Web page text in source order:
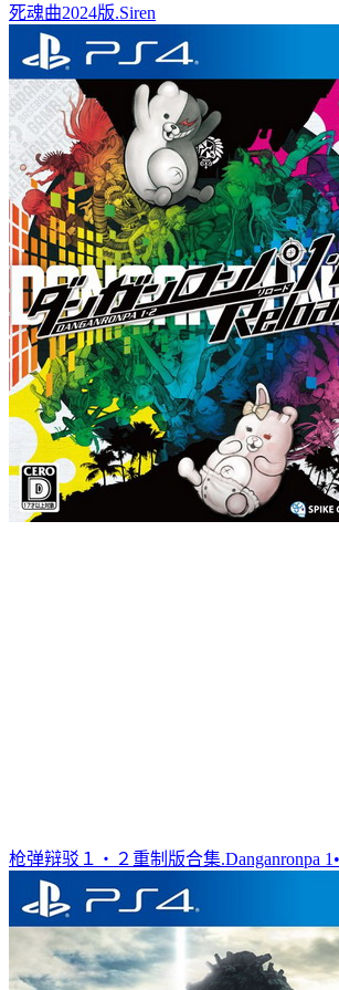
死魂曲2024版.Siren
枪弹辩驳１・２重制版合集.Danganronpa